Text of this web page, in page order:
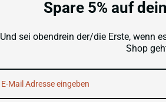
Superstars
Der 2024er
Daniels,
Thomas Jr,
Dieses
Spare 5% auf
Und sei obendrein der/die Erste, wenn
Shop